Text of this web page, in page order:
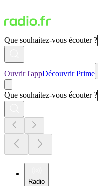
Que souhaitez-vous écouter ?
Ouvrir l'appDécouvrir Prime
Que souhaitez-vous écouter ?
Radio